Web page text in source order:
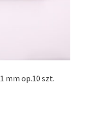
mm op.10 szt.